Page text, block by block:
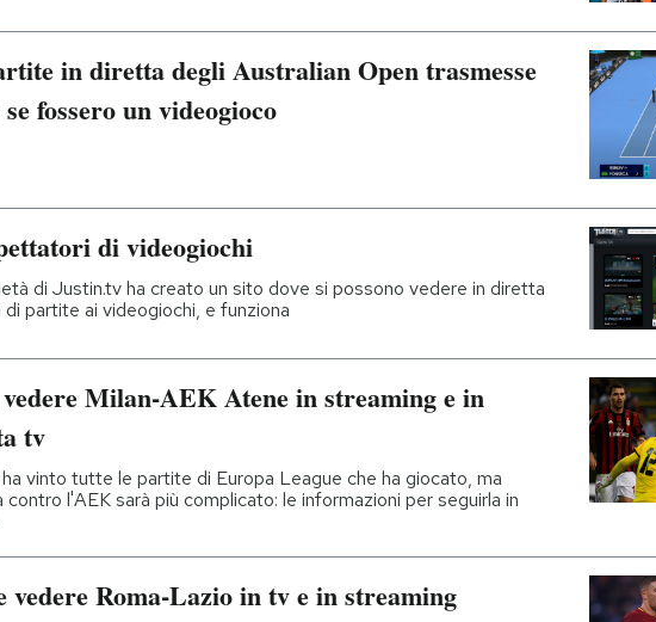
in diretta degli Australian Open trasmesse
fossero un videogioco
di videogiochi
di Justin.tv ha creato un sito dove si possono vedere in diretta
di partite ai videogiochi, e funziona
vedere Milan-AEK Atene in streaming e in
tv
ha vinto tutte le partite di Europa League che ha giocato, ma
contro l'AEK sarà più complicato: le informazioni per seguirla in
vedere Roma-Lazio in tv e in streaming